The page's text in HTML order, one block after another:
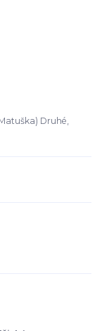
Druhé,